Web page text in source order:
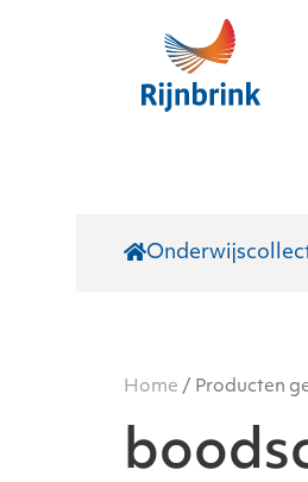
Skip to main content
Home / Producten